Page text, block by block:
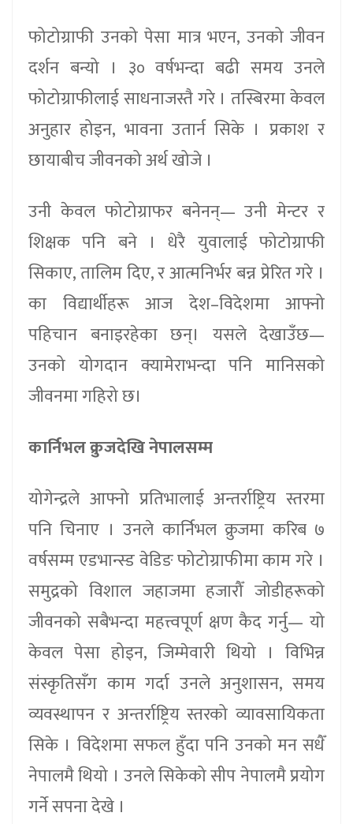
फोटोग्राफी उनको पेसा मात्र भएन, उनको जीवन
दर्शन बन्यो । ३० वर्षभन्दा बढी समय उनले
फोटोग्राफीलाई साधनाजस्तै गरे । तस्बिरमा केवल
अनुहार होइन, भावना उतार्न सिके । प्रकाश र
छायाबीच जीवनको अर्थ खोजे ।
उनी केवल फोटोग्राफर बनेनन्— उनी मेन्टर र
शिक्षक पनि बने । धेरै युवालाई फोटोग्राफी
सिकाए, तालिम दिए, र आत्मनिर्भर बन्न प्रेरित गरे ।
का विद्यार्थीहरू आज देश–विदेशमा आफ्नो
पहिचान बनाइरहेका छन्। यसले देखाउँछ—
उनको योगदान क्यामेराभन्दा पनि मानिसको
जीवनमा गहिरो छ।
कार्निभल क्रुजदेखि नेपालसम्म
योगेन्द्रले आफ्नो प्रतिभालाई अन्तर्राष्ट्रिय स्तरमा
पनि चिनाए । उनले कार्निभल क्रुजमा करिब ७
वर्षसम्म एडभान्स्ड वेडिङ फोटोग्राफीमा काम गरे ।
समुद्रको विशाल जहाजमा हजारौँ जोडीहरूको
जीवनको सबैभन्दा महत्त्वपूर्ण क्षण कैद गर्नु— यो
केवल पेसा होइन, जिम्मेवारी थियो । विभिन्न
संस्कृतिसँग काम गर्दा उनले अनुशासन, समय
व्यवस्थापन र अन्तर्राष्ट्रिय स्तरको व्यावसायिकता
सिके । विदेशमा सफल हुँदा पनि उनको मन सधैँ
नेपालमै थियो । उनले सिकेको सीप नेपालमै प्रयोग
गर्ने सपना देखे ।